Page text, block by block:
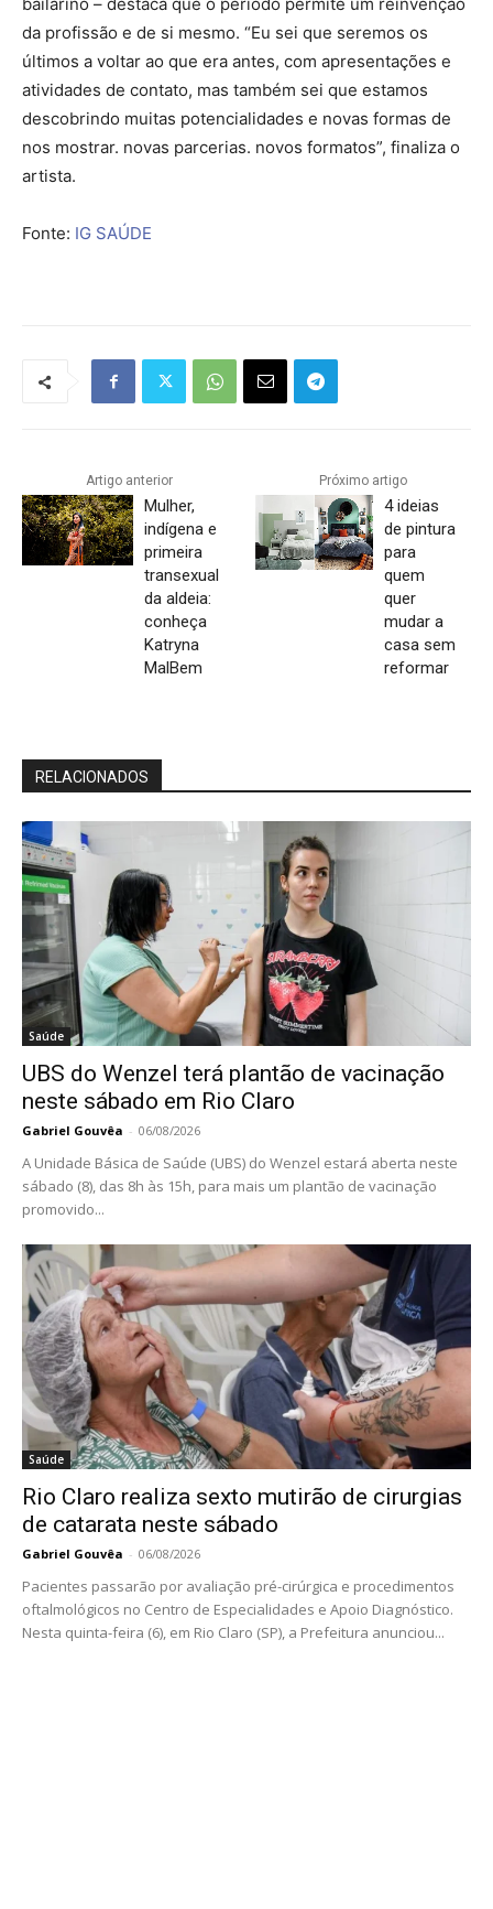
bailarino – destaca que o período permite um reinvenção
da profissão e de si mesmo. “Eu sei que seremos os
últimos a voltar ao que era antes, com apresentações e
atividades de contato, mas também sei que estamos
descobrindo muitas potencialidades e novas formas de
nos mostrar. novas parcerias. novos formatos”, finaliza o
artista.
Fonte: IG SAÚDE
Artigo anterior
Mulher,
indígena e
primeira
transexual
da aldeia:
conheça
Katryna
MalBem
Próximo artigo
4 ideias
de pintura
para
quem
quer
mudar a
casa sem
reformar
RELACIONADOS
Saúde
UBS do Wenzel terá plantão de vacinação
neste sábado em Rio Claro
Gabriel Gouvêa - 06/08/2026
A Unidade Básica de Saúde (UBS) do Wenzel estará aberta neste
sábado (8), das 8h às 15h, para mais um plantão de vacinação
promovido...
Saúde
Rio Claro realiza sexto mutirão de cirurgias
de catarata neste sábado
Gabriel Gouvêa - 06/08/2026
Pacientes passarão por avaliação pré-cirúrgica e procedimentos
oftalmológicos no Centro de Especialidades e Apoio Diagnóstico.
Nesta quinta-feira (6), em Rio Claro (SP), a Prefeitura anunciou...